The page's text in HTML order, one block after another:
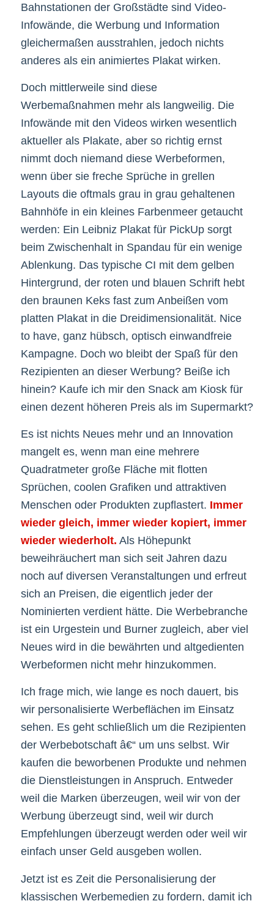
Bahnstationen der Großstädte sind Video-
Infowände, die Werbung und Information
gleichermaßen ausstrahlen, jedoch nichts
anderes als ein animiertes Plakat wirken.
Doch mittlerweile sind diese
Werbemaßnahmen mehr als langweilig. Die
Infowände mit den Videos wirken wesentlich
aktueller als Plakate, aber so richtig ernst
nimmt doch niemand diese Werbeformen,
wenn über sie freche Sprüche in grellen
Layouts die oftmals grau in grau gehaltenen
Bahnhöfe in ein kleines Farbenmeer getaucht
werden: Ein Leibniz Plakat für PickUp sorgt
beim Zwischenhalt in Spandau für ein wenige
Ablenkung. Das typische CI mit dem gelben
Hintergrund, der roten und blauen Schrift hebt
den braunen Keks fast zum Anbeißen vom
platten Plakat in die Dreidimensionalität. Nice
to have, ganz hübsch, optisch einwandfreie
Kampagne. Doch wo bleibt der Spaß für den
Rezipienten an dieser Werbung? Beiße ich
hinein? Kaufe ich mir den Snack am Kiosk für
einen dezent höheren Preis als im Supermarkt?
Es ist nichts Neues mehr und an Innovation
mangelt es, wenn man eine mehrere
Quadratmeter große Fläche mit flotten
Sprüchen, coolen Grafiken und attraktiven
Menschen oder Produkten zupflastert. Immer
wieder gleich, immer wieder kopiert, immer
wieder wiederholt. Als Höhepunkt
beweihräuchert man sich seit Jahren dazu
noch auf diversen Veranstaltungen und erfreut
sich an Preisen, die eigentlich jeder der
Nominierten verdient hätte. Die Werbebranche
ist ein Urgestein und Burner zugleich, aber viel
Neues wird in die bewährten und altgedienten
Werbeformen nicht mehr hinzukommen.
Ich frage mich, wie lange es noch dauert, bis
wir personalisierte Werbeflächen im Einsatz
sehen. Es geht schließlich um die Rezipienten
der Werbebotschaft â€“ um uns selbst. Wir
kaufen die beworbenen Produkte und nehmen
die Dienstleistungen in Anspruch. Entweder
weil die Marken überzeugen, weil wir von der
Werbung überzeugt sind, weil wir durch
Empfehlungen überzeugt werden oder weil wir
einfach unser Geld ausgeben wollen.
Jetzt ist es Zeit die Personalisierung der
klassischen Werbemedien zu fordern, damit ich